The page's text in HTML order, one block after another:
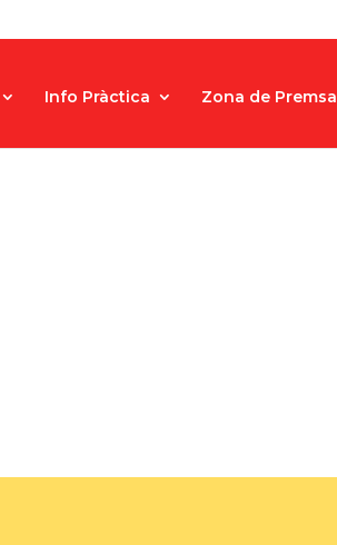
Info Pràctica Zona de Premsa